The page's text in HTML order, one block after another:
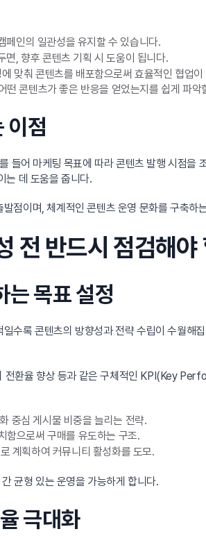
인의 일관성을 유지할 수 있습니다.
, 향후 콘텐츠 기획 시 도움이 됩니다.
맞춰 콘텐츠를 배포함으로써 효율적인 협업
콘텐츠가 좋은 반응을 얻었는지를 쉽게 파악
이점
들어 마케팅 목표에 따라 콘텐츠 발행 시점을
는 데 도움을 줍니다.
점이며, 체계적인 콘텐츠 운영 문화를 구축하
전 반드시 점검해야
는 목표 설정
수록 콘텐츠의 방향성과 전략 수립이 수월해
환율 향상 등과 같은 구체적인 KPI(Key
중심 게시물 비중을 늘리는 전략.
함으로써 구매를 유도하는 구조.
계획하여 커뮤니티 활성화를 도모.
균형 있는 운영을 가능하게 합니다.
극대화